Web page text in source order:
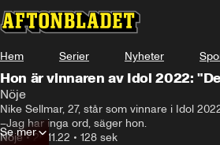
Hem Serier Nyheter
Hon är vinnaren av Idol 2022:
Nöje
Nike Sellmar, 27, står som vinnare i Idol
–Jag har inga ord, säger hon.
Nöje•26.11.22 • 128 sek
Se mer